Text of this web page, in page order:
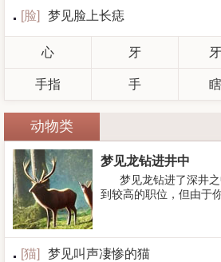
[脸] 梦见脸上长痣
心 牙
手指 手
动物类
梦见龙钻进井中
梦见龙钻进了深井
到较高的职位，但由于
[猫]
梦见叫声凄惨的猫